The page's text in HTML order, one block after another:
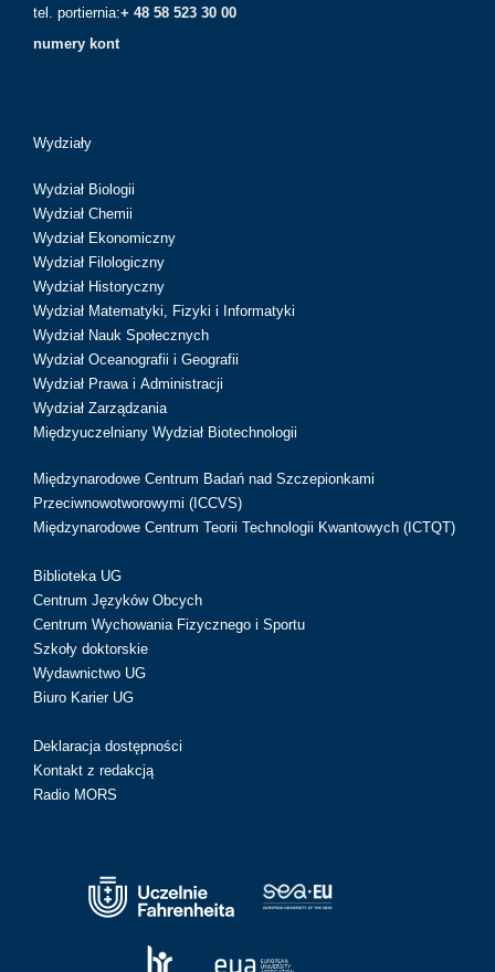
tel. portiernia:+ 48 58 523 30 00
numery kont
Wydziały
Wydział Biologii
Wydział Chemii
Wydział Ekonomiczny
Wydział Filologiczny
Wydział Historyczny
Wydział Matematyki, Fizyki i Informatyki
Wydział Nauk Społecznych
Wydział Oceanografii i Geografii
Wydział Prawa i Administracji
Wydział Zarządzania
Międzyuczelniany Wydział Biotechnologii
Międzynarodowe Centrum Badań nad Szczepionkami
Przeciwnowotworowymi (ICCVS)
Międzynarodowe Centrum Teorii Technologii Kwantowych (ICTQT)
Biblioteka UG
Centrum Języków Obcych
Centrum Wychowania Fizycznego i Sportu
Szkoły doktorskie
Wydawnictwo UG
Biuro Karier UG
Deklaracja dostępności
Kontakt z redakcją
Radio MORS